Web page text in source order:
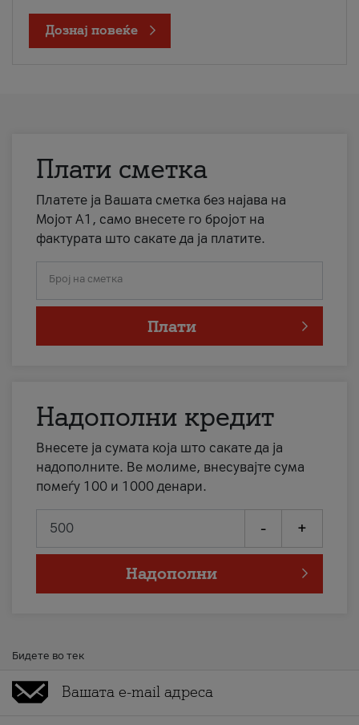
Дознај повеќе
Плати сметка
Платете ја Вашата сметка без најава на
Мојот А1, само внесете го бројот на
фактурата што сакате да ја платите.
Број на сметка
Плати
Надополни кредит
Внесете ја сумата која што сакате да ја
надополните. Ве молиме, внесувајте сума
помеѓу 100 и 1000 денари.
- +
Надополни
Бидете во тек